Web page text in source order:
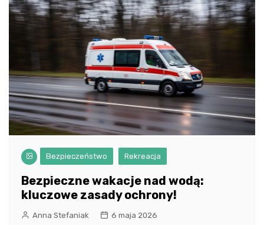
Bezpieczeństwo Rekreacja
Bezpieczne wakacje nad wodą:
kluczowe zasady ochrony!
Anna Stefaniak 6 maja 2026